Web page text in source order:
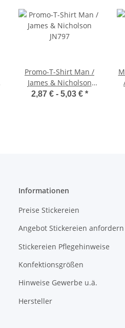
Promo-T-Shirt Man /
James & Nicholson
JN797
2,87 € - 5,03 € *
Informationen
Preise Stickereien
Angebot Stickereien anfordern
Stickereien Pflegehinweise
Konfektionsgrößen
Hinweise Gewerbe u.ä.
Hersteller